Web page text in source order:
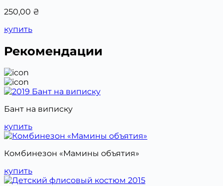
250,00 ₴
купить
Рекомендации
Бант на виписку
купить
Комбинезон «Мамины объятия»
купить